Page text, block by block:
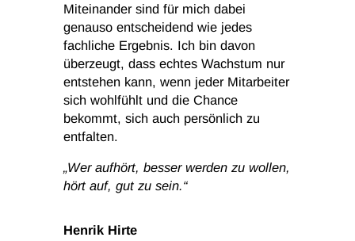
Miteinander sind für mich dabei
genauso entscheidend wie jedes
fachliche Ergebnis. Ich bin davon
überzeugt, dass echtes Wachstum nur
entstehen kann, wenn jeder Mitarbeiter
sich wohlfühlt und die Chance
bekommt, sich auch persönlich zu
entfalten.
„Wer aufhört, besser werden zu wollen,
hört auf, gut zu sein.“
Henrik Hirte